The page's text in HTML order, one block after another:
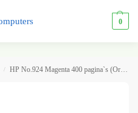
0
/ HP No.924 Magenta 400 pagina`s (Origineel)